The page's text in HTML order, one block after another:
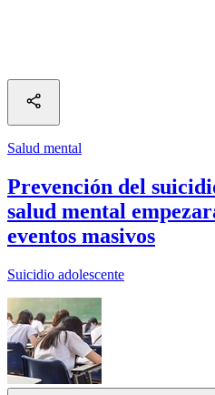
Salud mental
Prevención del
salud mental
eventos masivos
Suicidio adolescente